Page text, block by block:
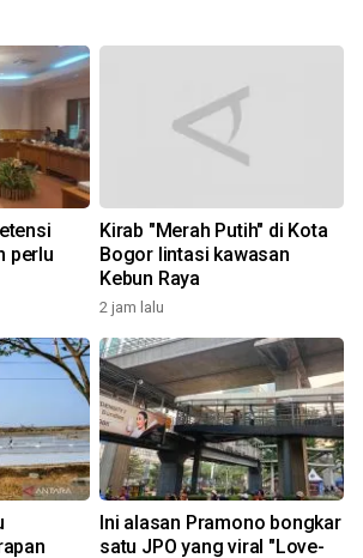
perlu
Kirab "Merah Putih" di Kota
Bogor lintasi kawasan
Kebun Raya
2 jam lalu
Ini alasan Pramono bongkar
satu JPO yang viral "Love-